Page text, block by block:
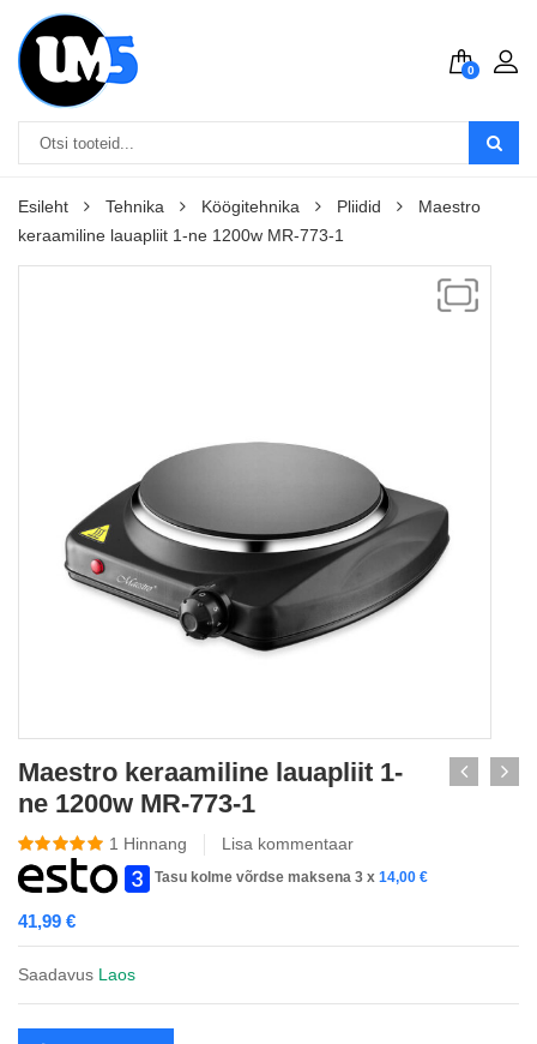
0
Esileht Tehnika Köögitehnika Pliidid
Maestro
keraamiline lauapliit 1-ne 1200w MR-773-1
Maestro keraamiline lauapliit 1-
ne 1200w MR-773-1
1 Hinnang Lisa kommentaar
Tasu kolme võrdse maksena 3 x 14,00 €
41,99 €
Saadavus Laos